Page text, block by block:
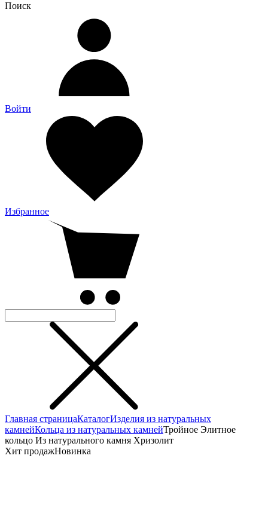
Поиск
Войти
Избранное
Главная страницаКаталогИзделия из натуральных
камнейКольца из натуральных камнейТройное Элитное
кольцо Из натурального камня Хризолит
Хит продажНовинка